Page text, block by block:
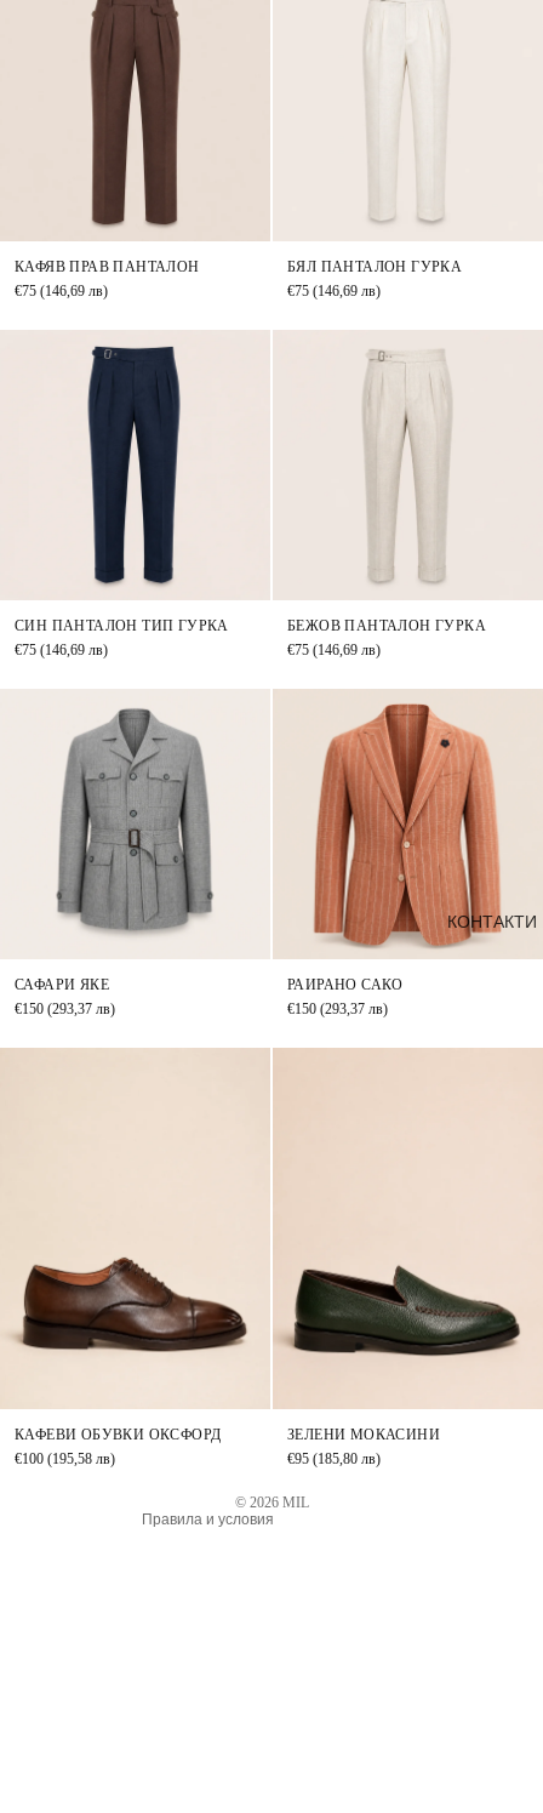
КОНТАКТИ
КАФЯВ ПРАВ ПАНТАЛОН
€75 (146,69 лв)
БЯЛ ПАНТАЛОН ГУРКА
€75 (146,69 лв)
СИН ПАНТАЛОН ТИП ГУРКА
€75 (146,69 лв)
БЕЖОВ ПАНТАЛОН ГУРКА
€75 (146,69 лв)
САФАРИ ЯКЕ
€150 (293,37 лв)
РАИРАНО САКО
€150 (293,37 лв)
КАФЕВИ ОБУВКИ ОКСФОРД
€100 (195,58 лв)
ЗЕЛЕНИ МОКАСИНИ
€95 (185,80 лв)
© 2026 MIL
Правила и условия
Правила за повелителност
Информация за контакт